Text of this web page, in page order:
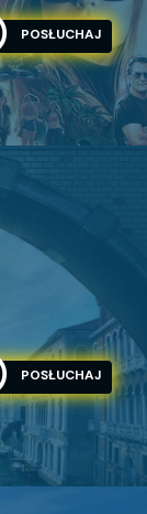
POSŁUCHAJ
POSŁUCHAJ